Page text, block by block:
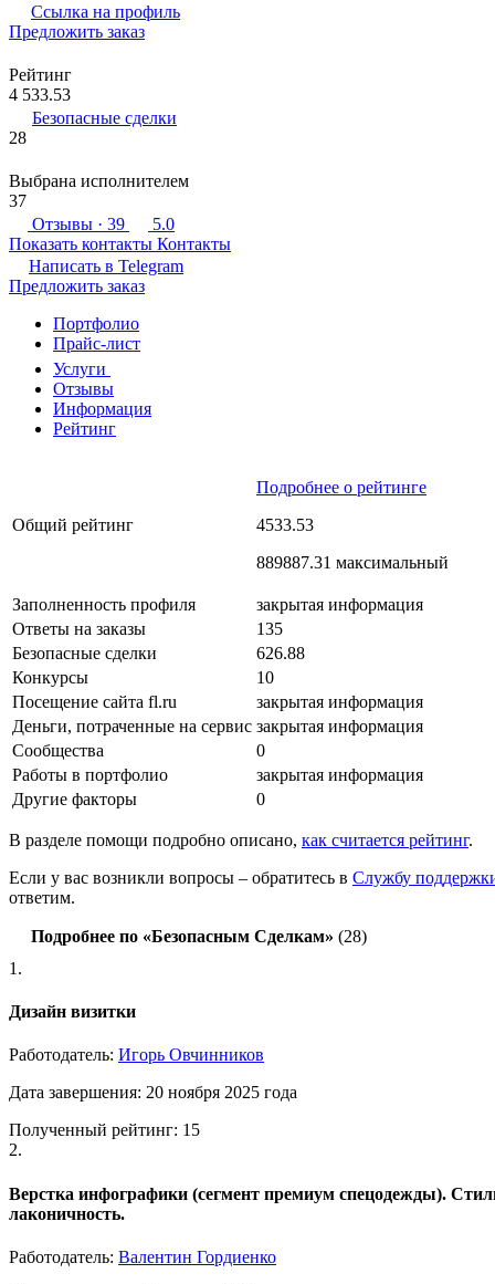
Ссылка на профиль
Предложить заказ
Рейтинг
4 533.53
Безопасные сделки
28
Выбрана исполнителем
37
Отзывы · 39
5.0
Показать контакты Контакты
Написать в Telegram
Предложить заказ
Портфолио
Прайс-лист
Услуги
Отзывы
Информация
Рейтинг
Общий рейтинг
Подробнее о рейтинге
4533.53
889887.31 максимальный
Заполненность профиля
закрытая информация
Ответы на заказы
135
Безопасные сделки
626.88
Конкурсы
10
Посещение сайта fl.ru
закрытая информация
Деньги, потраченные на сервис закрытая информация
Сообщества
0
Работы в портфолио
закрытая информация
Другие факторы
0
В разделе помощи подробно описано, как считается рейтинг.
Если у вас возникли вопросы – обратитесь в Службу
ответим.
Подробнее по «Безопасным Сделкам» (28)
1.
Дизайн визитки
Работодатель: Игорь Овчинников
Дата завершения: 20 ноября 2025 года
Полученный рейтинг: 15
2.
Верстка инфографики (сегмент премиум спецодежды).
лаконичность.
Работодатель: Валентин Гордиенко